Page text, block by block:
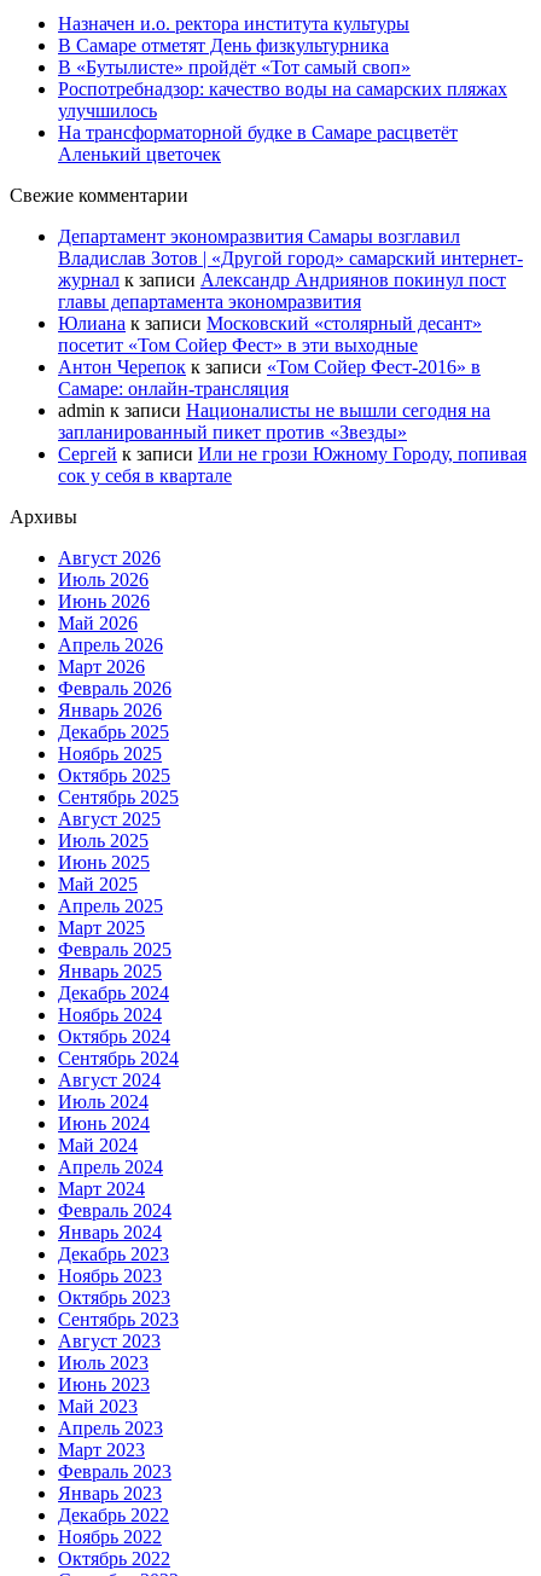
Назначен и.о. ректора института культуры
В Самаре отметят День физкультурника
В «Бутылисте» пройдёт «Тот самый своп»
Роспотребнадзор: качество воды на самарских пляжах
улучшилось
На трансформаторной будке в Самаре расцветёт
Аленький цветочек
Свежие комментарии
Департамент экономразвития Самары возглавил
Владислав Зотов | «Другой город» самарский интернет-
журнал к записи Александр Андриянов покинул пост
главы департамента экономразвития
Юлиана к записи Московский «столярный десант»
посетит «Том Сойер Фест» в эти выходные
Антон Черепок к записи «Том Сойер Фест-2016» в
Самаре: онлайн-трансляция
admin к записи Националисты не вышли сегодня на
запланированный пикет против «Звезды»
Сергей к записи Или не грози Южному Городу, попивая
сок у себя в квартале
Архивы
Август 2026
Июль 2026
Июнь 2026
Май 2026
Апрель 2026
Март 2026
Февраль 2026
Январь 2026
Декабрь 2025
Ноябрь 2025
Октябрь 2025
Сентябрь 2025
Август 2025
Июль 2025
Июнь 2025
Май 2025
Апрель 2025
Март 2025
Февраль 2025
Январь 2025
Декабрь 2024
Ноябрь 2024
Октябрь 2024
Сентябрь 2024
Август 2024
Июль 2024
Июнь 2024
Май 2024
Апрель 2024
Март 2024
Февраль 2024
Январь 2024
Декабрь 2023
Ноябрь 2023
Октябрь 2023
Сентябрь 2023
Август 2023
Июль 2023
Июнь 2023
Май 2023
Апрель 2023
Март 2023
Февраль 2023
Январь 2023
Декабрь 2022
Ноябрь 2022
Октябрь 2022